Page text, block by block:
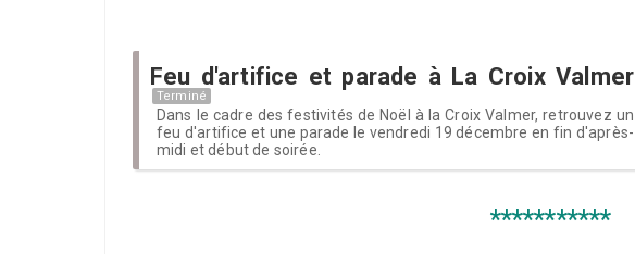
Feu d'artifice et parade à La Croix Valmer
Terminé
Dans le cadre des festivités de Noël à la Croix Valmer, retrouvez un
feu d'artifice et une parade le vendredi 19 décembre en fin d'après-
midi et début de soirée.
***********